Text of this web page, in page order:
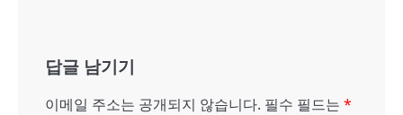
답글 남기기
이메일 주소는 공개되지 않습니다. 필수 필드는 *